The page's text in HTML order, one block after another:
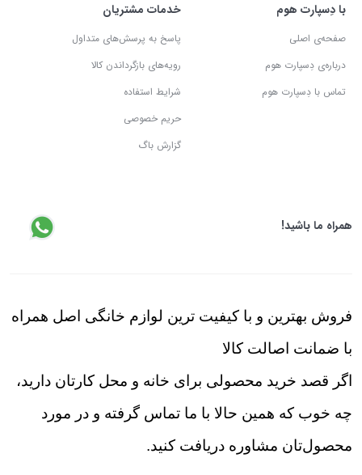
با دِسپارت هوم
صفحه‌ی اصلی
درباره‌ی دِسپارت هوم
تماس با دِسپارت هوم
خدمات مشتریان
پاسخ به پرسش‌های متداول
رویه‌های بازگرداندن کالا
شرایط استفاده
حریم خصوصی
گزارش باگ
همراه ما باشید!
فروش بهترین و با کیفیت ترین لوازم خانگی اصل همراه
با ضمانت اصالت کالا
اگر قصد خرید محصولی برای خانه و محل کارتان دارید،
چه خوب که همین حالا با ما تماس گرفته و در مورد
محصول‌تان مشاوره دریافت کنید.